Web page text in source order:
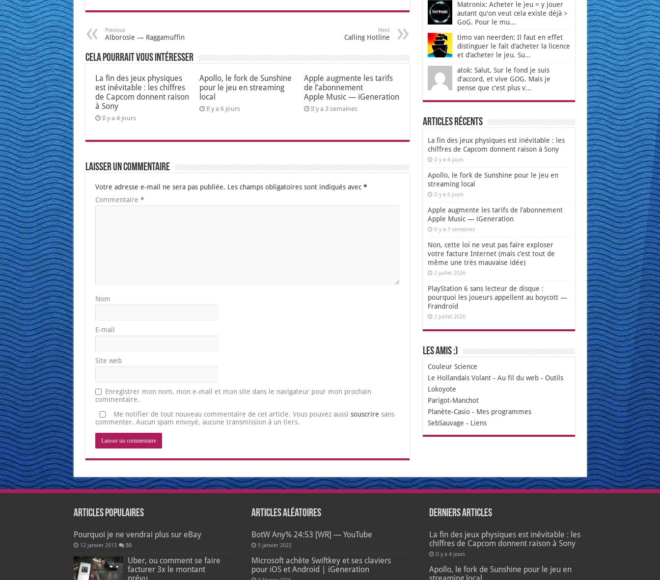
Previous
Alborosie — Raggamuffin
Next
Calling Hotline
Cela pourrait vous intéresser
La fin des jeux physiques
est inévitable : les chiffres
de Capcom donnent raison
à Sony
Il y a 4 jours
Apollo, le fork de Sunshine
pour le jeu en streaming
local
Il y a 6 jours
Apple augmente les tarifs
de l’abonnement
Apple Music — iGeneration
Il y a 3 semaines
Laisser un commentaire
Votre adresse e-mail ne sera pas publiée. Les champs obligatoires sont indiqués avec *
Commentaire *
Nom
E-mail
Site web
Enregistrer mon nom, mon e-mail et mon site dans le navigateur pour mon prochain
commentaire.
Me notifier de tout nouveau commentaire de cet article. Vous pouvez aussi souscrire sans
commenter. Aucun spam envoyé, aucune transmission à un tiers.
Matronix: Acheter le jeu = y jouer
autant qu'on veut cela existe déjà >
GoG. Pour le mu...
timo van neerden: Il faut en effet
distinguer le fait d’acheter la licence
et d’acheter le jeu. Su...
atok: Salut, Sur le fond je suis
d'accord, et vive GOG. Mais je
pense que c'est plus v...
Articles récents
La fin des jeux physiques est inévitable : les
chiffres de Capcom donnent raison à Sony
Il y a 4 jours
Apollo, le fork de Sunshine pour le jeu en
streaming local
Il y a 6 jours
Apple augmente les tarifs de l’abonnement
Apple Music — iGeneration
Il y a 3 semaines
Non, cette loi ne veut pas faire exploser
votre facture Internet (mais c’est tout de
même une très mauvaise idée)
2 juillet 2026
PlayStation 6 sans lecteur de disque :
pourquoi les joueurs appellent au boycott —
Frandroid
2 juillet 2026
Les amis :)
Couleur Science
Le Hollandais Volant- Au fil du web- Outils
Lokoyote
Parigot-Manchot
Planète-Casio- Mes programmes
SebSauvage - Liens
Articles populaires
Pourquoi je ne vendrai plus sur eBay
12 janvier 2013 50
Uber, ou comment se faire
facturer 3x le montant
Articles aléatoires
BotW Any% 24:53 [WR] — YouTube
5 janvier 2022
Microsoft achète Swiftkey et ses claviers
pour iOS et Android | iGeneration
Derniers articles
La fin des jeux physiques est inévitable : les
chiffres de Capcom donnent raison à Sony
Il y a 4 jours
Apollo, le fork de Sunshine pour le jeu en